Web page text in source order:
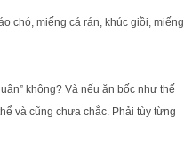
chó, miếng cá rán, khúc giồi, miếng
không? Và nếu ăn bốc như thế
và cũng chưa chắc. Phải tùy từng